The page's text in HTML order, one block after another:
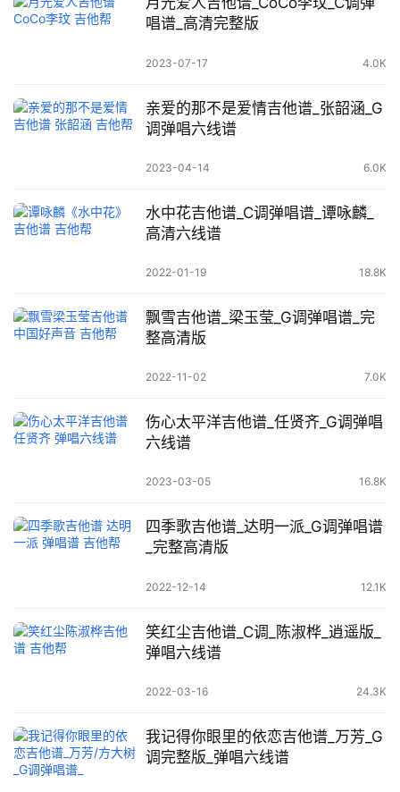
唱谱_高清完整版
2023-07-17 4.0K
亲爱的那不是爱情吉他谱_张韶涵_G
调弹唱六线谱
2023-04-14 6.0K
水中花吉他谱_C调弹唱谱_谭咏麟_
高清六线谱
2022-01-19 18.8K
飘雪吉他谱_梁玉莹_G调弹唱谱_完
整高清版
2022-11-02 7.0K
伤心太平洋吉他谱_任贤齐_G调弹唱
六线谱
2023-03-05 16.8K
四季歌吉他谱_达明一派_G调弹唱谱
_完整高清版
2022-12-14 12.1K
笑红尘吉他谱_C调_陈淑桦_逍遥版_
弹唱六线谱
2022-03-16 24.3K
我记得你眼里的依恋吉他谱_万芳_G
调完整版_弹唱六线谱